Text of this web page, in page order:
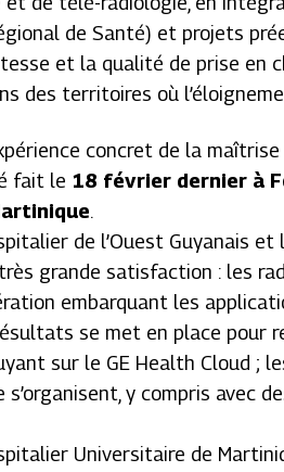
de Santé) et projets
et la qualité de prise en
des territoires où
concret de la
fait le 18 février dernier à
.
de l’Ouest Guyanais
grande satisfaction : les
embarquant les
se met en place pour
sur le GE Health Cloud ;
s’organisent, y compris avec
Universitaire de